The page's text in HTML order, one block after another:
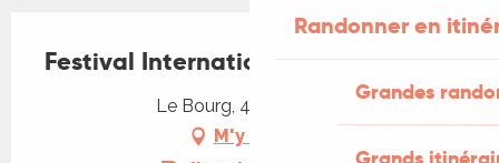
Randonner en
Grandes
Festival International d'Accordéon
Le Bourg, 46140 Albas
M'y rendre